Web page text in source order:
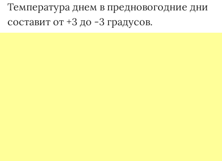
Температура днем в предновогодние дни
составит от +3 до -3 градусов.